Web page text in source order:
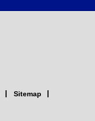
Sitemap